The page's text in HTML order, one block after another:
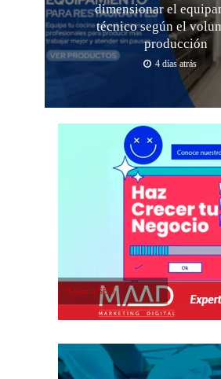
dimensionar el
técnico según el
producción
4 días atrás
Agencia SEO